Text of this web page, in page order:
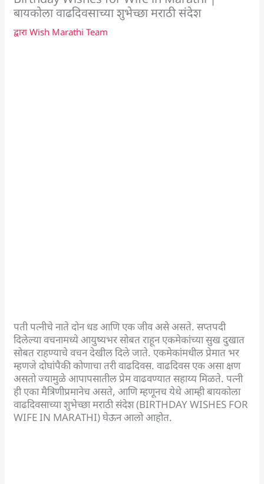
बायकोला वाढदिवसाच्या शुभेच्छा मराठी संदेश
द्वारा Wish Marathi Team
पती पत्नीचे नाते दोन धड आणि एक जीव असे असते. सप्तपदी
दिलेल्या वचनामध्ये आयुष्यभर सोबत राहून एकमेकांच्या सुख दुखात
सोबत राहण्याचे वचन देखील दिले जाते. एकमेकांमधील प्रेमात भर
म्हणजे दोघांपैकी कोणाचा तरी वाढदिवस. वाढदिवस एक असा क्षण
असतो ज्यामुळे आपापसातील प्रेम वाढवण्यात सहाय्य मिळते. पत्नी
ही एका मैत्रिणीप्रमानेच असते, आणि म्हणूनच येथे आम्ही बायकोला
वाढदिवसाच्या शुभेच्छा मराठी संदेश (BIRTHDAY WISHES FOR
WIFE IN MARATHI) घेऊन आलो आहोत.